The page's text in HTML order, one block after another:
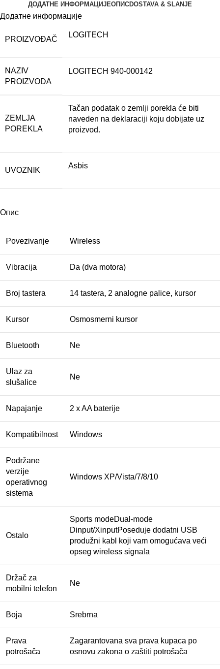
ДОДАТНЕ ИНФОРМАЦИЈЕОПИСDOSTAVA & SLANJE
Додатне информације
PROIZVOĐAČ
LOGITECH
NAZIV
PROIZVODA
LOGITECH 940-000142
ZEMLJA
POREKLA
Tačan podatak o zemlji porekla će biti
naveden na deklaraciji koju dobijate uz
proizvod.
UVOZNIK
Asbis
Опис
Povezivanje Wireless
Vibracija Da (dva motora)
Broj tastera 14 tastera, 2 analogne palice, kursor
Kursor Osmosmerni kursor
Bluetooth Ne
Ulaz za
slušalice
Ne
Napajanje 2 x AA baterije
Kompatibilnost Windows
Podržane
verzije
operativnog
sistema
Windows XP/Vista/7/8/10
Ostalo
Sports modeDual-mode
Dinput/XinputPoseduje dodatni USB
produžni kabl koji vam omogućava veći
opseg wireless signala
Držač za
mobilni telefon
Ne
Boja Srebrna
Prava
potrošača
Zagarantovana sva prava kupaca po
osnovu zakona o zaštiti potrošača